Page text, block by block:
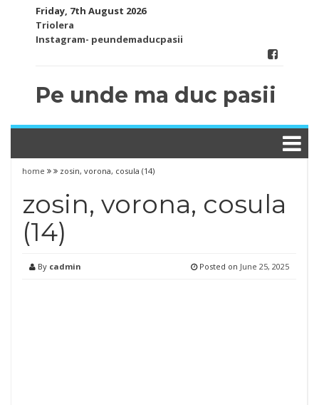
Friday, 7th August 2026
Triolera
Instagram- peundemaducpasii
Pe unde ma duc pasii
home zosin, vorona, cosula (14)
zosin, vorona, cosula
(14)
By cadmin Posted on June 25, 2025